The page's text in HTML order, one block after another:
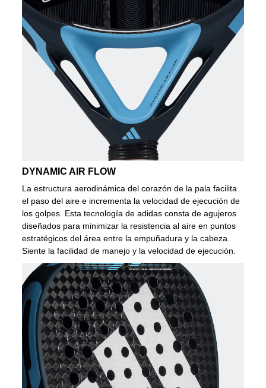
DYNAMIC AIR FLOW
La estructura aerodinámica del corazón de la pala facilita
el paso del aire e incrementa la velocidad de ejecución de
los golpes. Esta tecnología de adidas consta de agujeros
diseñados para minimizar la resistencia al aire en puntos
estratégicos del área entre la empuñadura y la cabeza.
Siente la facilidad de manejo y la velocidad de ejecución.